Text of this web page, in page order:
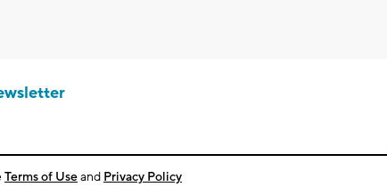
Terms of Useand Privacy Policy